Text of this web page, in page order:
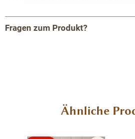
Fragen zum Produkt?
Diese Bücherwand ist aus einer
und das beeindruckende Design
Produktgalerie überspringen
Ähnliche